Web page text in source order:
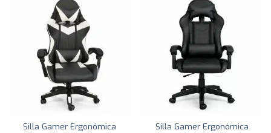
Silla Gamer Ergonómica
Silla Gamer Ergonómica